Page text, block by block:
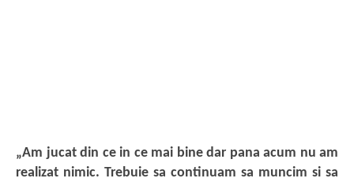
„Am jucat din ce in ce mai bine dar pana acum nu am
realizat nimic. Trebuie sa continuam sa muncim si sa